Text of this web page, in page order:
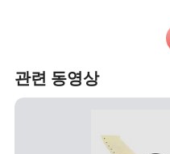
관련 동영상